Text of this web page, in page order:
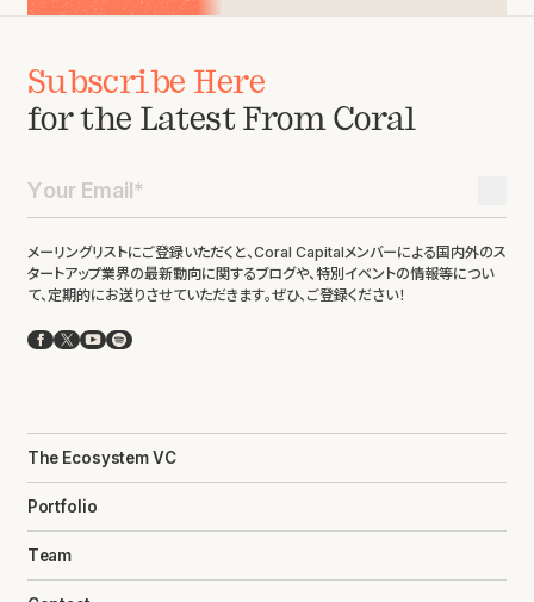
Subscribe Here
for the Latest From Coral
メーリングリストにご登録いただくと、Coral Capitalメンバーによる国内外のス
タートアップ業界の最新動向に関するブログや、特別イベントの情報等につい
て、定期的にお送りさせていただきます。ぜひ、ご登録ください！
Facebook
X YouTube
Spotify
The Ecosystem VC
Portfolio
Team